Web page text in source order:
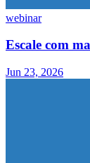
webinar
Escale com
Jun 23, 2026